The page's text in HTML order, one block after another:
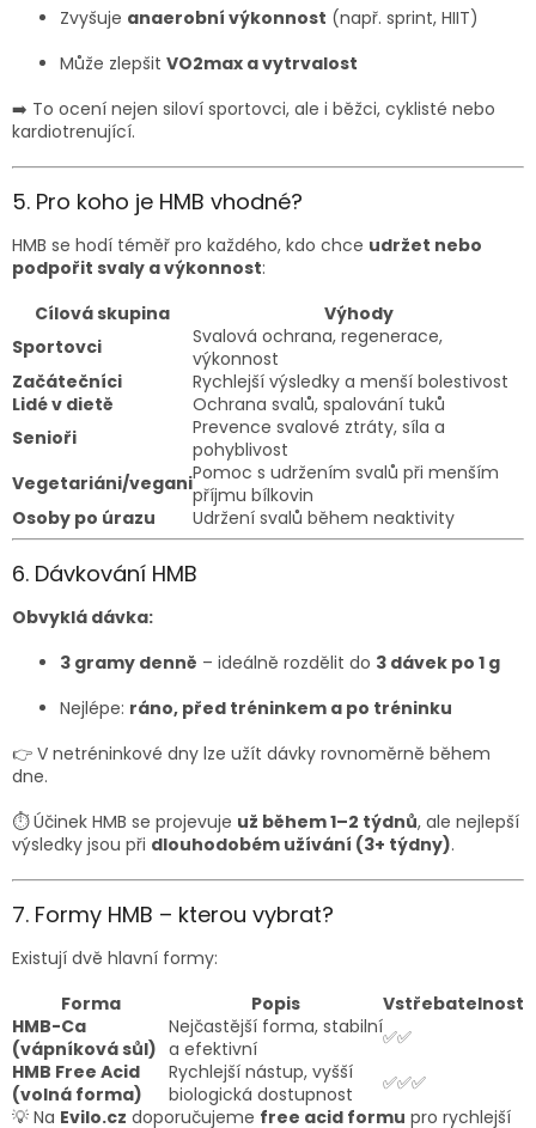
Zvyšuje anaerobní výkonnost (např. sprint, HIIT)
Může zlepšit VO2max a vytrvalost
➡️ To ocení nejen siloví sportovci, ale i běžci, cyklisté nebo
kardiotrenující.
5. Pro koho je HMB vhodné?
HMB se hodí téměř pro každého, kdo chce udržet nebo
podpořit svaly a výkonnost:
Cílová skupina
Výhody
Sportovci
Svalová ochrana, regenerace,
výkonnost
Začátečníci
Rychlejší výsledky a menší bolestivost
Lidé v dietě
Ochrana svalů, spalování tuků
Senioři
Prevence svalové ztráty, síla a
pohyblivost
Vegetariáni/veganiPomoc s udržením svalů při menším
příjmu bílkovin
Osoby po úrazu
Udržení svalů během neaktivity
6. Dávkování HMB
Obvyklá dávka:
3 gramy denně – ideálně rozdělit do 3 dávek po 1 g
Nejlépe: ráno, před tréninkem a po tréninku
👉 V netréninkové dny lze užít dávky rovnoměrně během
dne.
⏱ Účinek HMB se projevuje už během 1–2 týdnů, ale nejlepší
výsledky jsou při dlouhodobém užívání (3+ týdny).
7. Formy HMB – kterou vybrat?
Existují dvě hlavní formy:
Forma
Popis
Vstřebatelnost
HMB-Ca
(vápníková sůl)
Nejčastější forma, stabilní
a efektivní
✅✅
HMB Free Acid
(volná forma)
Rychlejší nástup, vyšší
biologická dostupnost
✅✅✅
💡 Na Evilo.cz doporučujeme free acid formu pro rychlejší